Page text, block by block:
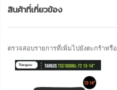
สินค้าที่เกี่ยวข้อง
ตรวจสอบรายการที่เพิ่มไปยังตะกร้าหรือ